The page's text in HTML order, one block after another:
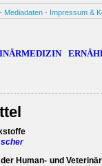
- Mediadaten - Impressum &
Human- und